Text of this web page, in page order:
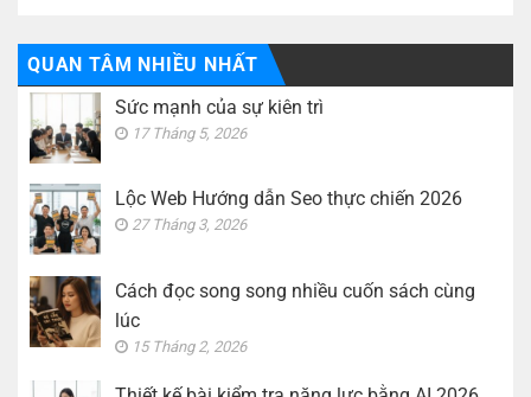
QUAN TÂM NHIỀU NHẤT
Sức mạnh của sự kiên trì
17 Tháng 5, 2026
Lộc Web Hướng dẫn Seo thực chiến 2026
27 Tháng 3, 2026
Cách đọc song song nhiều cuốn sách cùng
lúc
15 Tháng 2, 2026